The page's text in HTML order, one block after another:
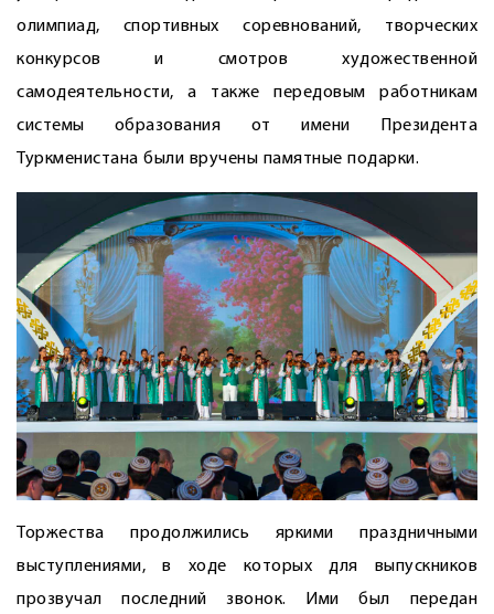
олимпиад, спортивных соревнований, творческих
конкурсов и смотров художественной
самодеятельности, а также передовым работникам
системы образования от имени Президента
Туркменистана были вручены памятные подарки.
Торжества продолжились яркими праздничными
выступлениями, в ходе которых для выпускников
прозвучал последний звонок. Ими был передан